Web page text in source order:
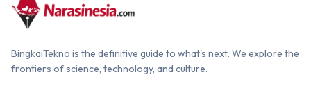
BingkaiTekno is the definitive guide to what's next. We explore the
frontiers of science, technology, and culture.